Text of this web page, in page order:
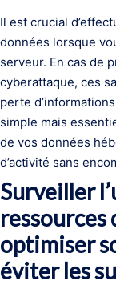
Il est crucial
données lorsque
serveur. En cas de
cyberattaque, ces
perte
simple mais
de vos données
d’activité sans
Surveiller
ressources
optimiser
éviter les